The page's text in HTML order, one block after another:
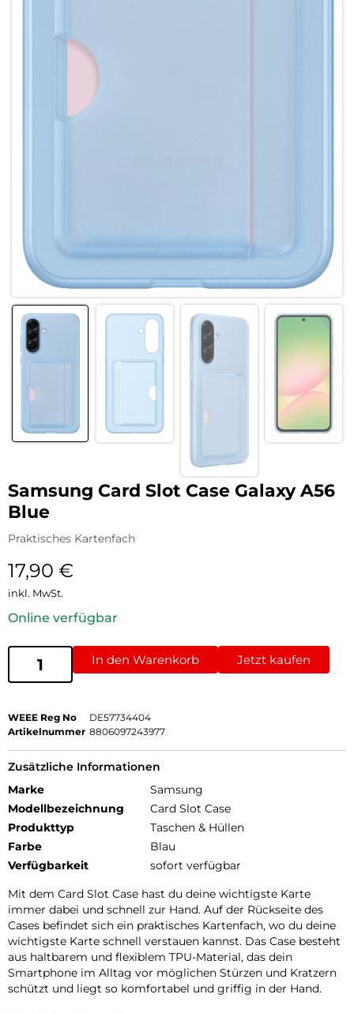
Samsung Card Slot Case Galaxy A56
Blue
Praktisches Kartenfach
17,90 €
inkl. MwSt.
Online verfügbar
In den Warenkorb Jetzt kaufen
WEEE Reg No
DE57734404
Artikelnummer 8806097243977
Zusätzliche Informationen
Marke
Samsung
Modellbezeichnung
Card Slot Case
Produkttyp
Taschen & Hüllen
Farbe
Blau
Verfügbarkeit
sofort verfügbar
Mit dem Card Slot Case hast du deine wichtigste Karte
immer dabei und schnell zur Hand. Auf der Rückseite des
Cases befindet sich ein praktisches Kartenfach, wo du deine
wichtigste Karte schnell verstauen kannst. Das Case besteht
aus haltbarem und flexiblem TPU-Material, das dein
Smartphone im Alltag vor möglichen Stürzen und Kratzern
schützt und liegt so komfortabel und griffig in der Hand.